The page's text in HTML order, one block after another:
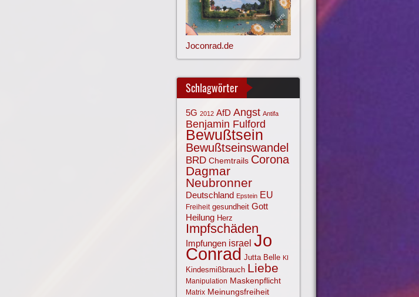
Joconrad.de
Schlagwörter
5G 2012 AfD Angst Antifa
Benjamin Fulford
Bewußtsein
Bewußtseinswandel
BRD Chemtrails Corona
Dagmar
Neubronner
Deutschland Epstein EU
Freiheit gesundheit Gott
Heilung Herz
Impfschäden
Impfungen israel Jo
Conrad Jutta Belle KI
Kindesmißbrauch Liebe
Manipulation Maskenpflicht
Matrix Meinungsfreiheit